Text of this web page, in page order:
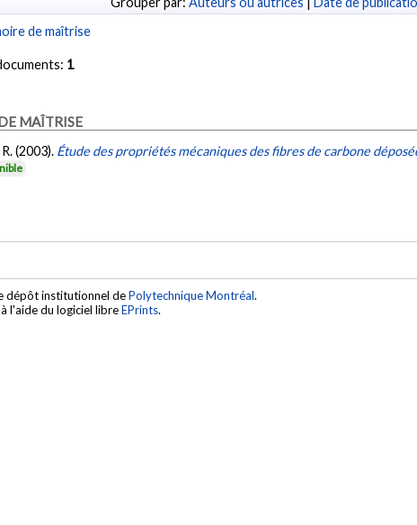
de maîtrise
1
MAÎTRISE
(2003). Étude des propriétés mécaniques des fibres de carbone
dépôt institutionnel dePolytechnique Montréal.
l'aide du logiciel libreEPrints.